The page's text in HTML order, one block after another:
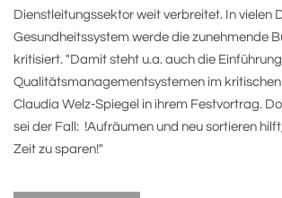
Dienstleitungssektor weit verbreitet. In vielen
Gesundheitssystem werde die zunehmende
kritisiert. "Damit steht u.a. auch die
Qualitätsmanagementsystemen im kritischen
Claudia Welz-Spiegel in ihrem Festvortrag.
sei der Fall: !Aufräumen und neu sortieren
Zeit zu sparen!"